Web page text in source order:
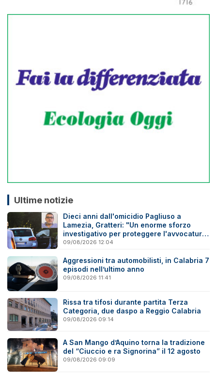
Ultime notizie
Dieci anni dall'omicidio Pagliuso a
Lamezia, Gratteri: "Un enorme sforzo
investigativo per proteggere l'avvocatura
onesta"
09/08/2026 12:04
Aggressioni tra automobilisti, in Calabria 7
episodi nell’ultimo anno
09/08/2026 11:41
Rissa tra tifosi durante partita Terza
Categoria, due daspo a Reggio Calabria
09/08/2026 09:14
A San Mango d’Aquino torna la tradizione
del “Ciuccio e ra Signorina” il 12 agosto
09/08/2026 09:09